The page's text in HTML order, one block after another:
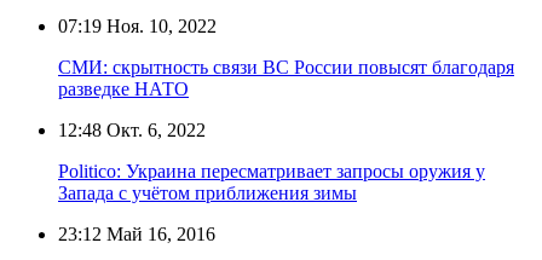
07:19 Ноя. 10, 2022
СМИ: скрытность связи ВС России повысят благодаря
разведке НАТО
12:48 Окт. 6, 2022
Politico: Украина пересматривает запросы оружия у
Запада с учётом приближения зимы
23:12 Май 16, 2016